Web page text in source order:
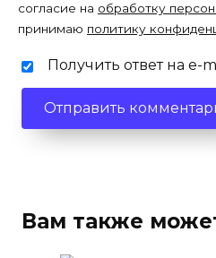
согласие на обработку
принимаю политику
Получить ответ на e-
Вам также